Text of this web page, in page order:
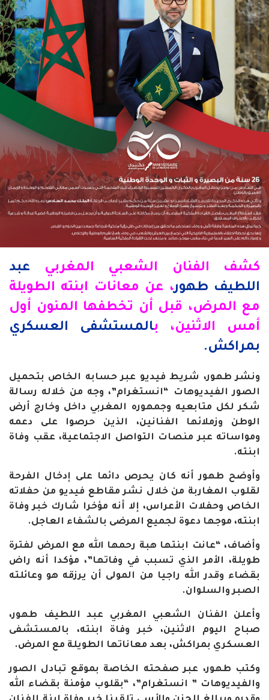
كشف الفنان الشعبي المغربي عبد
اللطيف طهور، عن معانات ابنته الطويلة
مع المرض، قبل أن تخطفها المنون أول
أمس الاثنين، بالمستشفى العسكري
بمراكش.
ونشر طهور، شريط فيديو عبر حسابه الخاص بتحميل
الصور الفيديوهات “انستغرام”، وجه من خلاله رسالة
شكر لكل متابعيه وجمهوره المغربي داخل وخارج أرض
الوطن وزملائها الفنانين، الذين حرصوا على دعمه
ومواساته عبر منصات التواصل الاجتماعية، عقب وفاة
ابنته.
وأوضح طهور أنه كان يحرص دائما على إدخال الفرحة
لقلوب المغاربة من خلال نشر مقاطع فيديو من حفلاته
الخاص وحفلات الأعراس، إلا أنه مؤخرا شارك خبر وفاة
ابنته، موجها دعوة لجميع المرضى بالشفاء العاجل.
وأضاف، “عانت ابنتها هبة رحمها الله مع المرض لفترة
طويلة، الأمر الذي تسبب في وفاتها”، مؤكدا أنه راض
بقضاء وقدر الله راجيا من المولى أن يرزقه هو وعائلته
الصبر والسلوان.
وأعلن الفنان الشعبي المغربي عبد اللطيف طهور،
صباح اليوم الاثنين، خبر وفاة ابنته، بالمستشفى
العسكري بمراكش، بعد معاناتها الطويلة مع المرض.
وكتب طهور، عبر صفحته الخاصة بموقع تبادل الصور
والفيديوهات ” انستغرام”، “بقلوب مؤمنة بقضاء الله